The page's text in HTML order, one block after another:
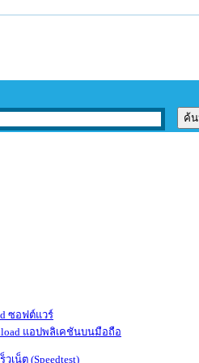
ซอฟต์แวร์
แอปพลิเคชันบนมือถือ
วเน็ต (Speedtest)